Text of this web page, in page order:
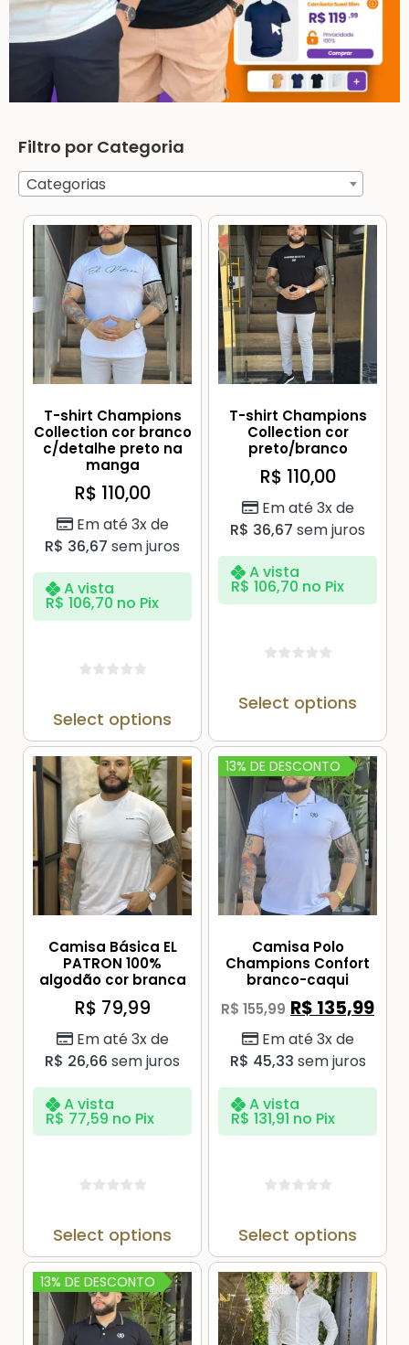
Filtro por Categoria
Categorias
T-shirt Champions
Collection cor branco
c/detalhe preto na
manga
R$ 110,00
Em até 3x de
R$ 36,67 sem juros
A vista
R$ 106,70 no Pix
Select options
T-shirt Champions
Collection cor
preto/branco
R$ 110,00
Em até 3x de
R$ 36,67 sem juros
A vista
R$ 106,70 no Pix
Select options
Camisa Básica EL
PATRON 100%
algodão cor branca
R$ 79,99
Em até 3x de
R$ 26,66 sem juros
A vista
R$ 77,59 no Pix
Select options
13% DE DESCONTO
Camisa Polo
Champions Confort
branco-caqui
R$ 155,99 R$ 135,99
Em até 3x de
R$ 45,33 sem juros
A vista
R$ 131,91 no Pix
Select options
13% DE DESCONTO